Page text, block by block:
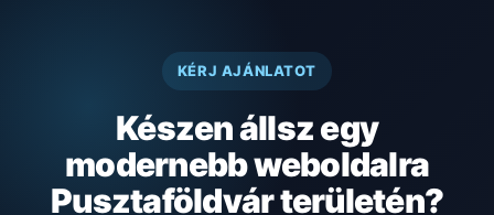
KÉRJ AJÁNLATOT
Készen állsz egy
modernebb weboldalra
Pusztaföldvár területén?